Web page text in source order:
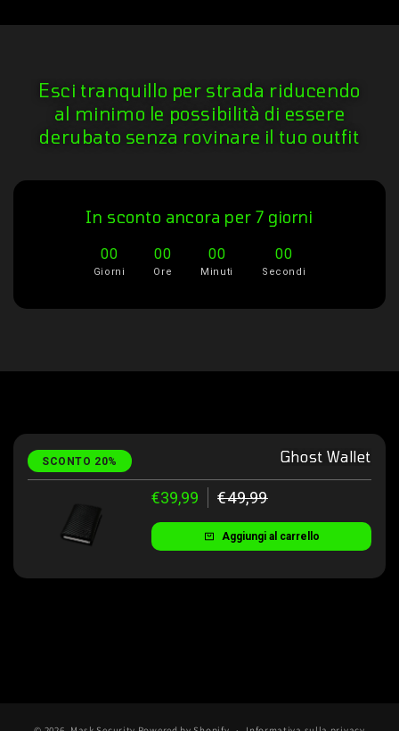
Esci tranquillo per strada riducendo
al minimo le possibilità di essere
derubato senza rovinare il tuo outfit
In sconto ancora per 7 giorni
00
Giorni
00
Ore
00
Minuti
00
Secondi
SCONTO 20% Ghost Wallet
€39,99 €49,99
Aggiungi al carrello